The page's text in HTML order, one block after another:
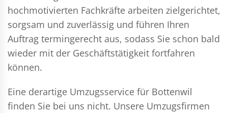
hochmotivierten Fachkräfte arbeiten zielgerichtet,
sorgsam und zuverlässig und führen Ihren
Auftrag termingerecht aus, sodass Sie schon bald
wieder mit der Geschäftstätigkeit fortfahren
können.
Eine derartige Umzugsservice für Bottenwil
finden Sie bei uns nicht. Unsere Umzugsfirmen